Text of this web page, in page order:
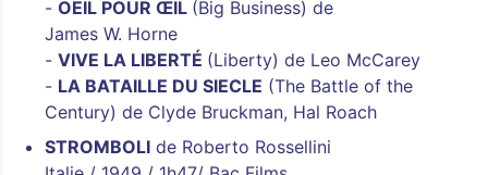
-OEIL POUR ŒIL (Big Business) de
James W. Horne
-VIVE LA LIBERTÉ (Liberty) de Leo McCarey
- LA BATAILLE DU SIECLE (The Battle of the
Century) de Clyde Bruckman, Hal Roach
STROMBOLI de Roberto Rossellini